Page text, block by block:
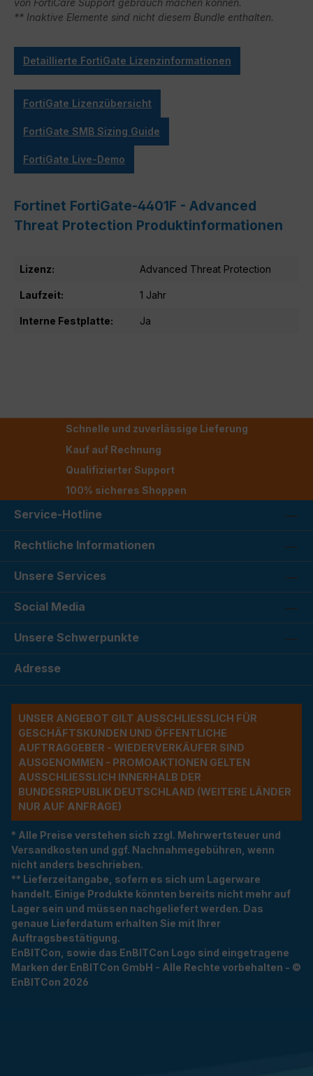
von FortiCare Support gebrauch machen können.
** Inaktive Elemente sind nicht diesem Bundle enthalten.
Detaillierte FortiGate Lizenzinformationen
FortiGate Lizenzübersicht
FortiGate SMB Sizing Guide
FortiGate Live-Demo
Fortinet FortiGate-4401F - Advanced
Threat Protection Produktinformationen
Lizenz: Advanced Threat Protection
Laufzeit: 1 Jahr
Interne Festplatte: Ja
Schnelle und zuverlässige Lieferung
Kauf auf Rechnung
Qualifizierter Support
100% sicheres Shoppen
Service-Hotline
Rechtliche Informationen
Unsere Services
Social Media
Unsere Schwerpunkte
Adresse
UNSER ANGEBOT GILT AUSSCHLIESSLICH FÜR G
ESCHÄFTSKUNDEN UND ÖFFENTLICHE A
UFTRAGGEBER - WIEDERVERKÄUFER SIND A
USGENOMMEN - PROMOAKTIONEN GELTEN A
USSCHLIESSLICH INNERHALB DER BU
NDESREPUBLIK DEUTSCHLAND (WEITERE LÄNDER NU
R AUF ANFRAGE)
* Alle Preise verstehen sich zzgl. Mehrwertsteuer und
Versandkosten und ggf. Nachnahmegebühren, wenn
nicht anders beschrieben.
** Lieferzeitangabe, sofern es sich um Lagerware
handelt. Einige Produkte könnten bereits nicht mehr auf
Lager sein und müssen nachgeliefert werden. Das
genaue Lieferdatum erhalten Sie mit Ihrer
Auftragsbestätigung.
EnBITCon, sowie das EnBITCon Logo sind eingetragene
Marken der EnBITCon GmbH - Alle Rechte vorbehalten - ©
EnBITCon 2026